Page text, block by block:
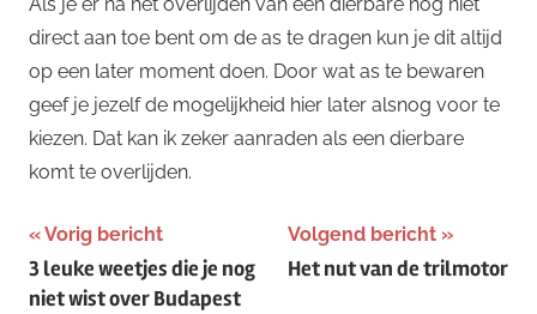
direct aan toe bent om de as te dragen kun je dit altijd
op een later moment doen. Door wat as te bewaren
geef je jezelf de mogelijkheid hier later alsnog voor te
kiezen. Dat kan ik zeker aanraden als een dierbare
komt te overlijden.
Bericht
navigatie
Vorig bericht
3 leuke weetjes die je nog
niet wist over Budapest
Volgend bericht
Het nut van de trilmotor